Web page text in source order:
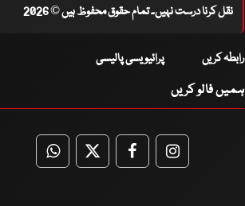
نقل کرنا درست نہیں۔ تمام حقوق محفوظ ہیں © 2026
رابطہ کریں پرائیویسی پالیسی
ہمیں فالو کریں
WhatsApp
TwitterFacebookFacebook